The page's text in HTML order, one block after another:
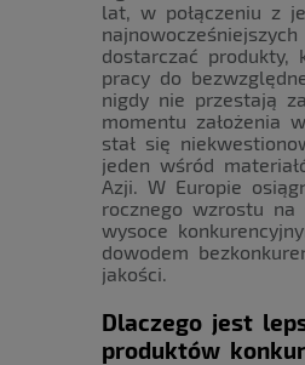
lat, w połączeniu z
dostarczać produkty,
pracy do
nigdy nie przestają
momentu założenia
stał się
jeden wśród
Azji. W Europie
rocznego wzrostu na
wysoce
dowodem
jakości.
Dlaczego jest
produktów